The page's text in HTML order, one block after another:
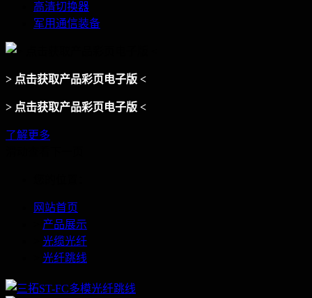
高清切换器
军用通信装备
> 点击获取产品彩页电子版 <
> 点击获取产品彩页电子版 <
了解更多
网站首页
产品展示
光缆光纤
光纤跳线